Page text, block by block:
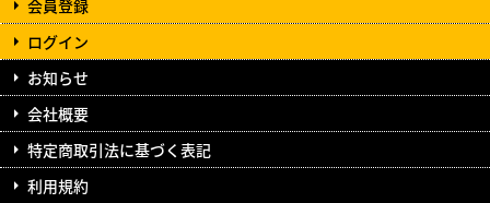
会員登録
ログイン
お知らせ
会社概要
特定商取引法に基づく表記
利用規約